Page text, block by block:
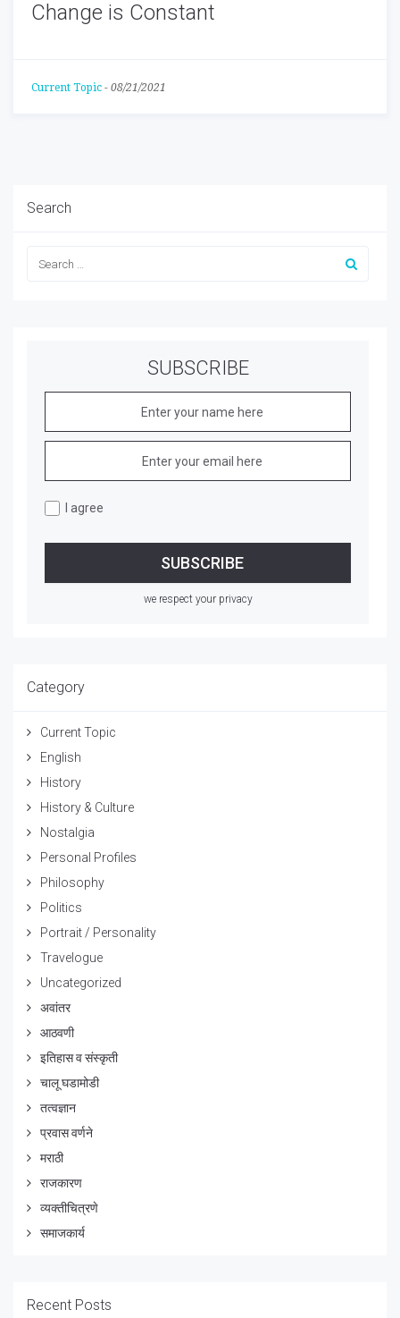
Change is Constant
Current Topic - 08/21/2021
Search
SUBSCRIBE
I agree
we respect your privacy
Category
Current Topic
English
History
History & Culture
Nostalgia
Personal Profiles
Philosophy
Politics
Portrait / Personality
Travelogue
Uncategorized
अवांतर
आठवणी
इतिहास व संस्कृती
चालू घडामोडी
तत्वज्ञान
प्रवास वर्णने
मराठी
राजकारण
व्यक्तीचित्रणे
समाजकार्य
Recent Posts